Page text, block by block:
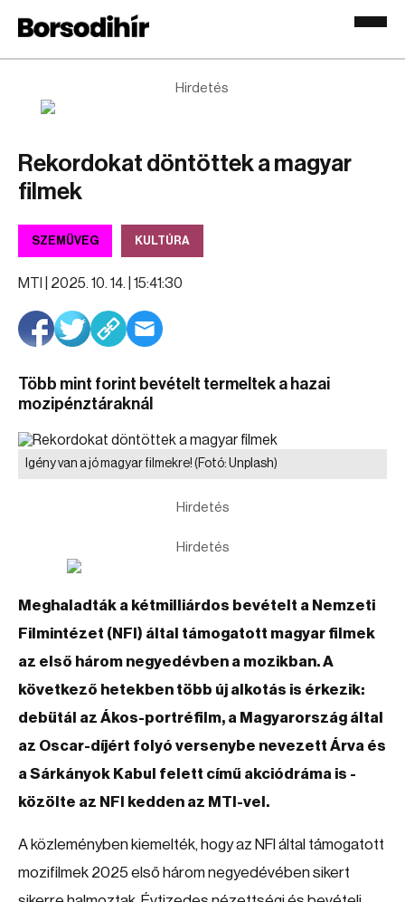
Hirdetés
Rekordokat döntöttek a magyar
filmek
SZEMÜVEG KULTÚRA
MTI | 2025. 10. 14. | 15:41:30
Több mint forint bevételt termeltek a hazai
mozipénztáraknál
Igény van a jó magyar filmekre! (Fotó: Unplash)
Hirdetés
Hirdetés
Meghaladták a kétmilliárdos bevételt a Nemzeti
Filmintézet (NFI) által támogatott magyar filmek
az első három negyedévben a mozikban. A
következő hetekben több új alkotás is érkezik:
debütál az Ákos-portréfilm, a Magyarország által
az Oscar-díjért folyó versenybe nevezett Árva és
a Sárkányok Kabul felett című akciódráma is -
közölte az NFI kedden az MTI-vel.
A közleményben kiemelték, hogy az NFI által támogatott
mozifilmek 2025 első három negyedévében sikert